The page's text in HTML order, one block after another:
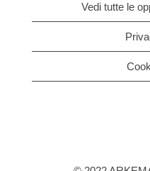
Vedi tutte le